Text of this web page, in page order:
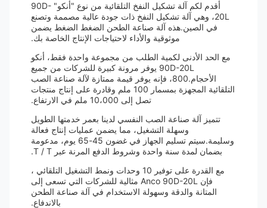
أقدم لكم آلة تشكيل النفخ التلقائية من نوع "أنكو" 90D-
20L، وهي آلة تشكيل النفخ ذات جودة عالية مصممة وتصنع
في الصين.هذه آلة صناعة الطحن الضغط الضغط يضمن
موثوقية والأداء لاحتياجات الإنتاج الخاصة بك.
مع الحد الأدنى لكمية الطلب من مجموعة واحدة فقط، أنكو
90D-20L يوفر مرونة كبيرة للشركات من جميع
الأحجام.800، فإنه يوفر قيمة ممتازة لآلة صناعة الصب
التلقائية المجهزة بمسمار 100 ملم وقادرة على إنتاج منتجات
تصل إلى 10،000 ملم في الارتفاع.
تتميز آلة صناعة الصب النفسي لدينا بعمر خدمتها الطويل
وسهلة التشغيل، مما يضمن عمليات إنتاج فعالة
وسليمة.سيتم تسليم الجهاز في غضون 45-65 يوم، مدعومة
بضمان لمدة سنة واحدة وشروط الدفع المرنة عبر T / T.
مع القدرة على توفير 10 وحدات ونمط التشغيل التلقائي ،
فإن Anco 90D-20L مثالية للشركات التي تسعى إلى
المتانة والدقة وسهولة الاستخدام في آلة صناعة الطحن
بالاندفاع.